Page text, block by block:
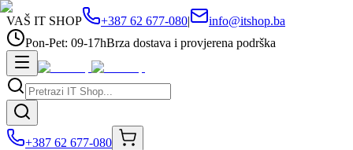
VAŠ IT SHOP +387 62 677-080|
info@itshop.ba
Pon-Pet: 09-17hBrza dostava i provjerena podrška
+387 62 677-080